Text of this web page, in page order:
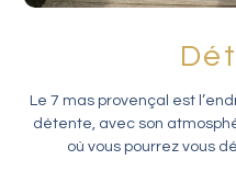
Le 7 mas provençal est
détente, avec son
où vous pourrez vous